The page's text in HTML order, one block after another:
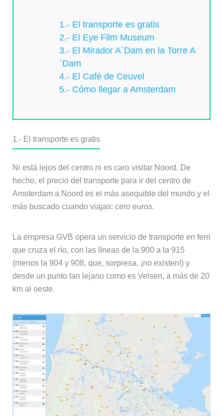
1.- El transporte es gratis
2.- El Eye Film Museum
3.- El Mirador A´Dam en la Torre A
´Dam
4.- El Café de Ceuvel
5.- Cómo llegar a Amsterdam
1.- El transporte es gratis
Ni está lejos del centro ni es caro visitar Noord. De
hecho, el precio del transporte para ir del centro de
Amsterdam a Noord es el más asequible del mundo y el
más buscado cuando viajas: cero euros.
La empresa GVB opera un servicio de transporte en ferri
que cruza el río, con las líneas de la 900 a la 915
(menos la 904 y 908, que, sorpresa, ¡no existen!) y
desde un punto tan lejano como es Velsen, a más de 20
km al oeste.